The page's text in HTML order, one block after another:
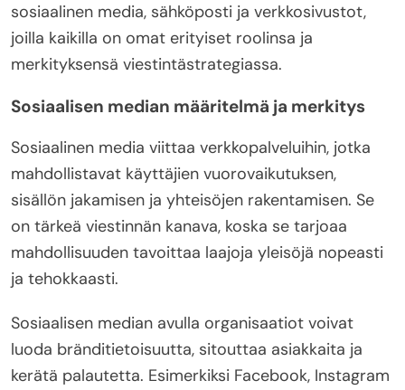
sosiaalinen media, sähköposti ja verkkosivustot,
joilla kaikilla on omat erityiset roolinsa ja
merkityksensä viestintästrategiassa.
Sosiaalisen median määritelmä ja merkitys
Sosiaalinen media viittaa verkkopalveluihin, jotka
mahdollistavat käyttäjien vuorovaikutuksen,
sisällön jakamisen ja yhteisöjen rakentamisen. Se
on tärkeä viestinnän kanava, koska se tarjoaa
mahdollisuuden tavoittaa laajoja yleisöjä nopeasti
ja tehokkaasti.
Sosiaalisen median avulla organisaatiot voivat
luoda bränditietoisuutta, sitouttaa asiakkaita ja
kerätä palautetta. Esimerkiksi Facebook, Instagram